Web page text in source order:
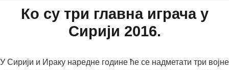
Ко су три главна играча у
Сирији 2016.
У Сирији и Ираку наредне године ће се надметати три војне